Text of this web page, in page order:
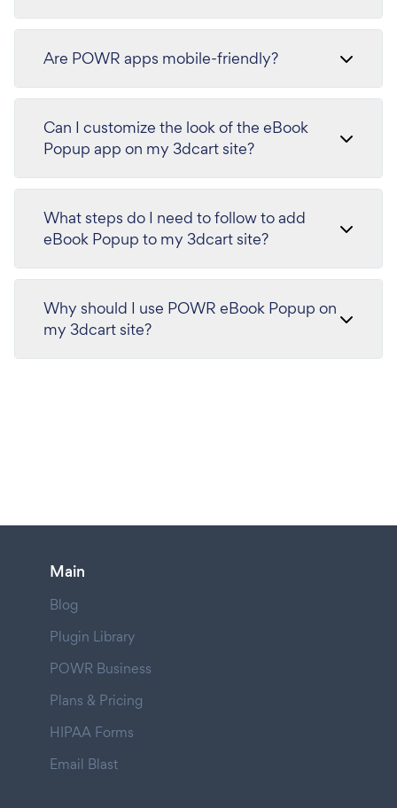
Are POWR apps mobile-friendly?
Can I customize the look of the eBook
Popup app on my 3dcart site?
What steps do I need to follow to add
eBook Popup to my 3dcart site?
Why should I use POWR eBook Popup on
my 3dcart site?
Main
Blog
Plugin Library
POWR Business
Plans & Pricing
HIPAA Forms
Email Blast